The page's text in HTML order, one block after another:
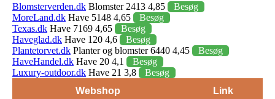
Blomsterverden.dk Blomster 2413 4,85
Besøg
MoreLand.dk Have 5148 4,65
Besøg
Texas.dk Have 7169 4,65
Besøg
Haveglad.dk Have 120 4,6
Besøg
Plantetorvet.dk Planter og blomster 6440 4,45
Besøg
HaveHandel.dk Have 20 4,1
Besøg
Luxury-outdoor.dk Have 21 3,8
Besøg
Webshop
Link